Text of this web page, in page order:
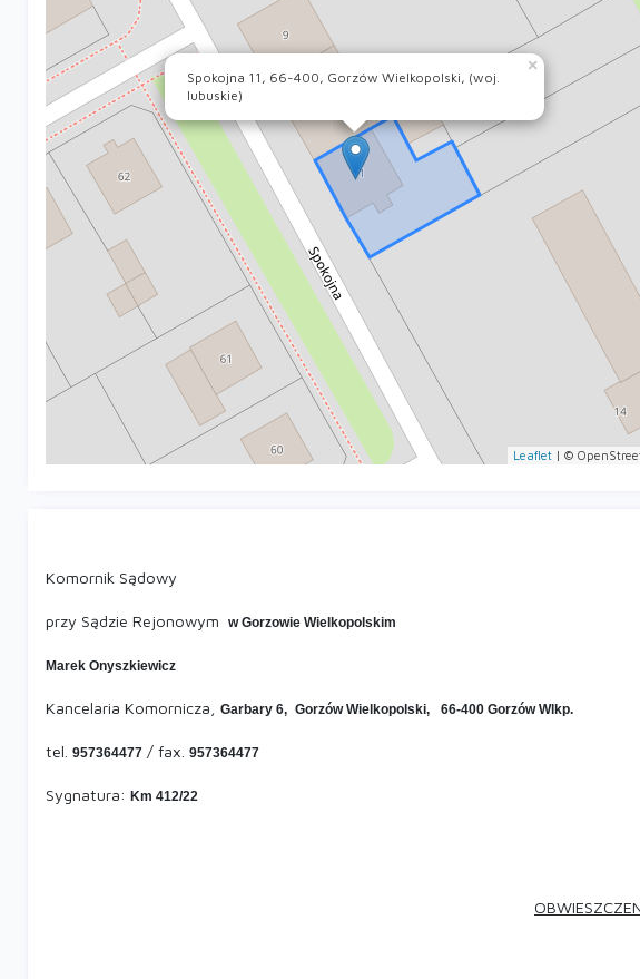
Spokojna 11, 66-400, Gorzów Wielkopolski, (woj.
lubuskie)
×
Leaflet | ©
Komornik Sądowy
przy Sądzie Rejonowym w Gorzowie Wielkopolskim
Marek Onyszkiewicz
Kancelaria Komornicza, Garbary 6, Gorzów Wielkopolski, 66-400 Gorzów Wlkp.
tel. 957364477 / fax. 957364477
Sygnatura: Km 412/22